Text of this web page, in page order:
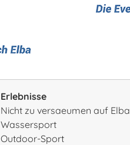
Erlebnisse
Nicht zu versaeumen auf Elba
Wassersport
Outdoor-Sport